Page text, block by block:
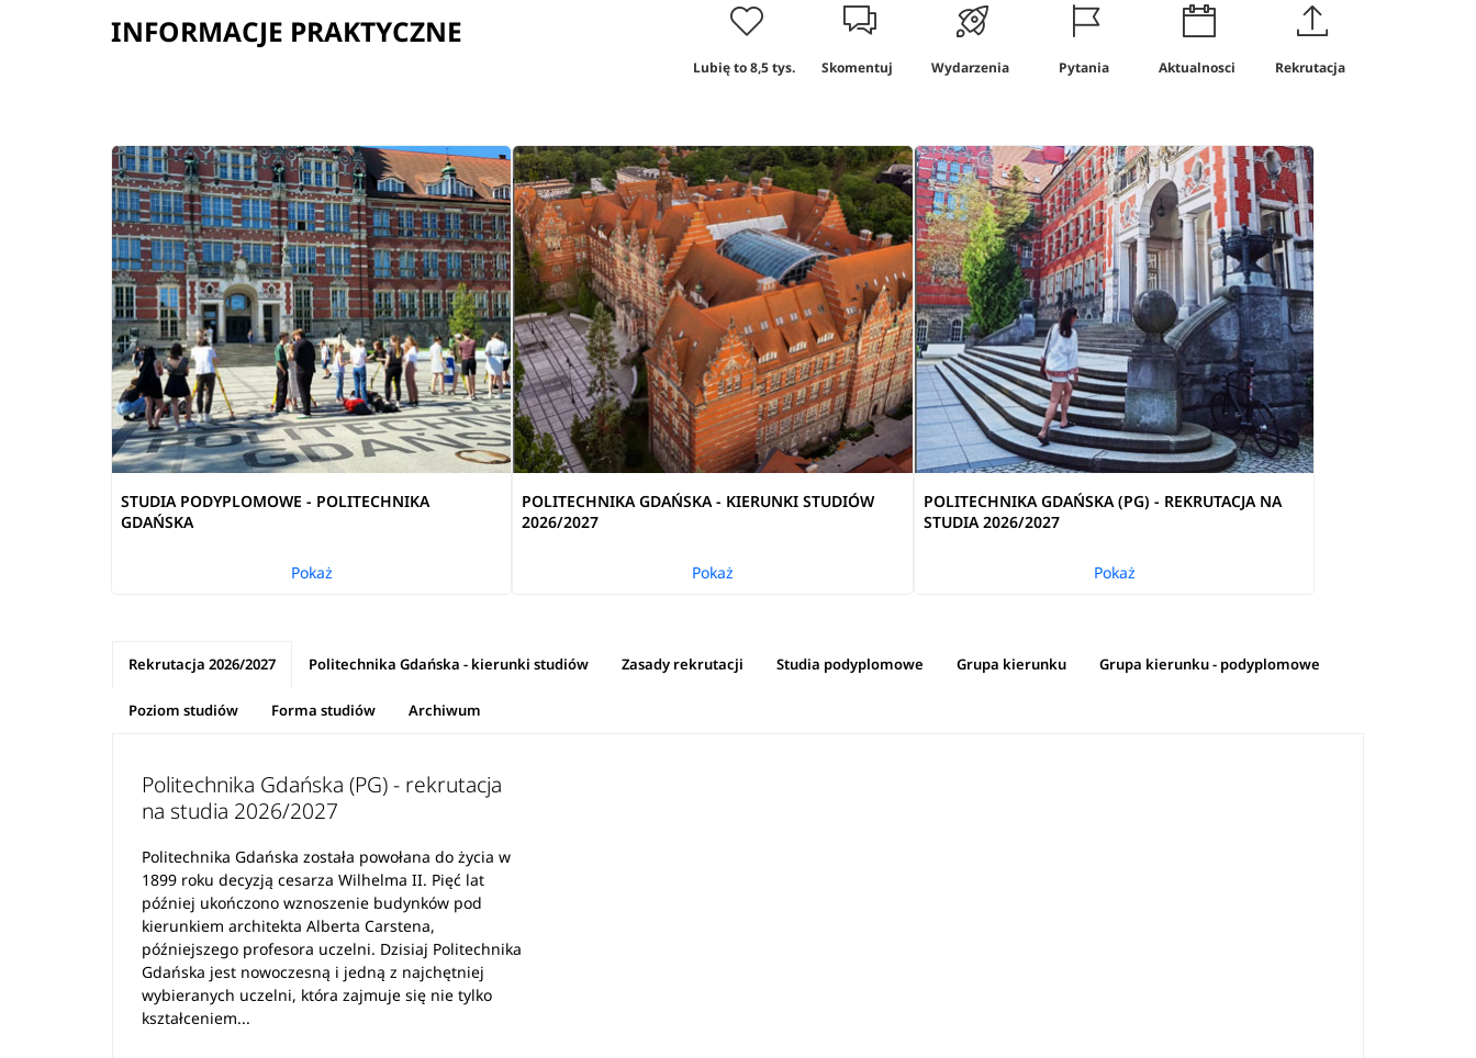
INFORMACJE PRAKTYCZNE
Lubię to8,5 tys. Skomentuj Wydarzenia Pytania Aktualnosci Rekrutacja
STUDIA PODYPLOMOWE - POLITECHNIKA
GDAŃSKA
Pokaż
POLITECHNIKA GDAŃSKA - KIERUNKI STUDIÓW
2026/2027
Pokaż
POLITECHNIKA GDAŃSKA (PG) - REKRUTACJA NA
STUDIA 2026/2027
Pokaż
Rekrutacja 2026/2027 Politechnika Gdańska - kierunki studiów Zasady rekrutacji Studia podyplomowe Grupa kierunku Grupa kierunku - podyplomowe
Poziom studiów Forma studiów Archiwum
Politechnika Gdańska (PG) - rekrutacja
na studia 2026/2027
Politechnika Gdańska została powołana do życia w
1899 roku decyzją cesarza Wilhelma II. Pięć lat
później ukończono wznoszenie budynków pod
kierunkiem architekta Alberta Carstena,
późniejszego profesora uczelni. Dzisiaj Politechnika
Gdańska jest nowoczesną i jedną z najchętniej
wybieranych uczelni, która zajmuje się nie tylko
kształceniem...